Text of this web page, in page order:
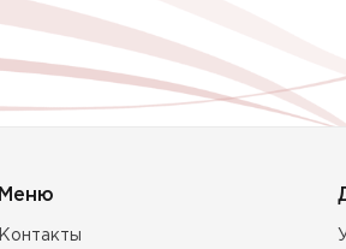
Меню
Контакты